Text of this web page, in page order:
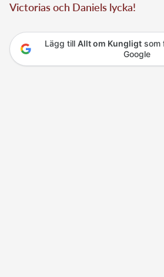
Victorias och Daniels lycka!
Lägg till Allt om Kungligtsom
Google